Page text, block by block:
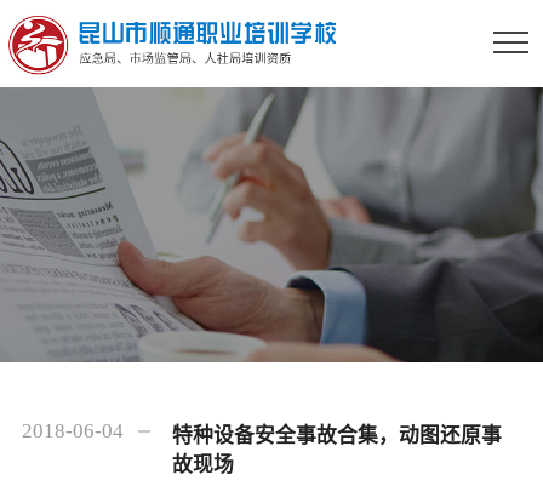
2018-06-04
特种设备安全事故合集，动图还原事
故现场